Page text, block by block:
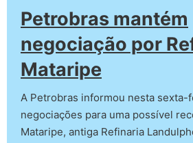
Petrobras mantém
negociação por
Mataripe
A Petrobras informou nesta sexta-
negociações para uma possível
Mataripe, antiga Refinaria